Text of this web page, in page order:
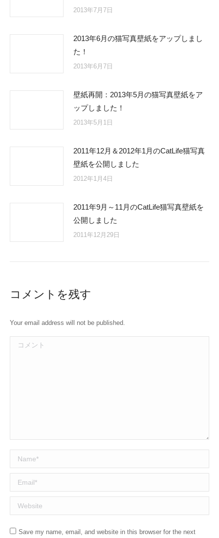
2013年7月7日
2013年6月の猫写真壁紙をアップしまし
た！
2013年6月7日
壁紙再開：2013年5月の猫写真壁紙をア
ップしました！
2013年5月1日
2011年12月＆2012年1月のCatLife猫写真
壁紙を公開しました
2012年1月4日
2011年9月～11月のCatLife猫写真壁紙を
公開しました
2011年12月29日
コメントを残す
Your email address will not be published.
コメント
Name *
Email *
Website
Save my name, email, and website in this browser for the next